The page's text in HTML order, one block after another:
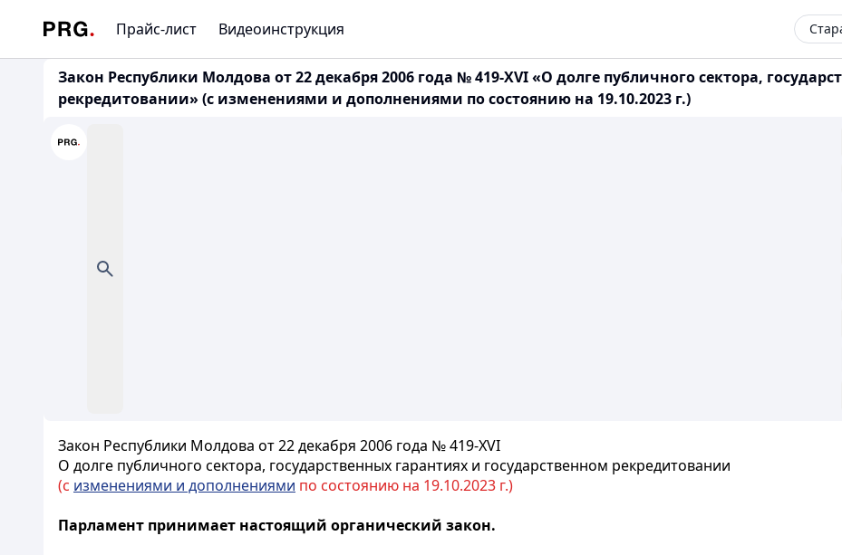
Прайс-лист Видеоинструкция
Закон Республики Молдова от 22 декабря 2006 года № 419-XVI «О долге публичного сектора,
рекредитовании» (с изменениями и дополнениями по состоянию на 19.10.2023 г.)
Закон Республики Молдова от 22 декабря 2006 года № 419-XVI
О долге публичного сектора, государственных гарантиях и государственном рекредитовании
(с изменениями и дополнениями по состоянию на 19.10.2023 г.)
Парламент принимает настоящий органический закон.